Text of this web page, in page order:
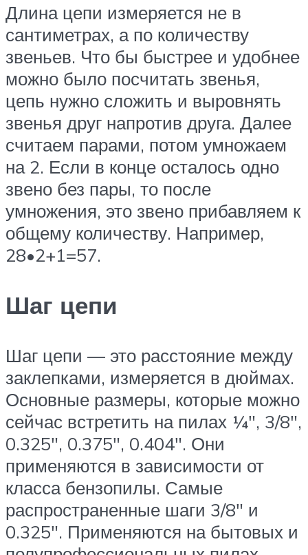
Длина цепи измеряется не в
сантиметрах, а по количеству
звеньев. Что бы быстрее и удобнее
можно было посчитать звенья,
цепь нужно сложить и выровнять
звенья друг напротив друга. Далее
считаем парами, потом умножаем
на 2. Если в конце осталось одно
звено без пары, то после
умножения, это звено прибавляем к
общему количеству. Например,
28•2+1=57.
Шаг цепи
Шаг цепи — это расстояние между
заклепками, измеряется в дюймах.
Основные размеры, которые можно
сейчас встретить на пилах ¼″, 3/8″,
0.325″, 0.375″, 0.404″. Они
применяются в зависимости от
класса бензопилы. Самые
распространенные шаги 3/8″ и
0.325″. Применяются на бытовых и